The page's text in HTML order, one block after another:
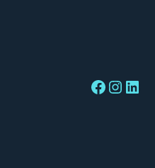
Facebook Instagram LinkedIn